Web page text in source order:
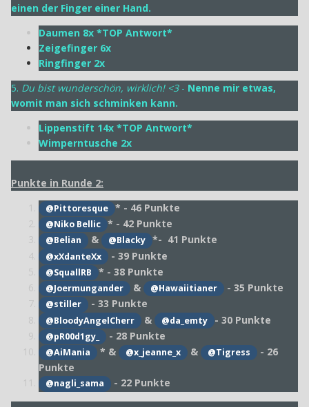
einen der Finger einer Hand.
Daumen 8x *TOP Antwort*
Zeigefinger 6x
Ringfinger 2x
5. Du bist wunderschön, wirklich! <3 - Nenne mir etwas,
womit man sich schminken kann.
Lippenstift 14x *TOP Antwort*
Wimperntusche 2x
Punkte in Runde 2:
@Pittoresque * - 46 Punkte
@Niko Bellic * - 42 Punkte
@Belian & @Blacky *- 41 Punkte
@xXdanteXx - 39 Punkte
@SquallRB * - 38 Punkte
@Joermungander & @Hawaiitianer - 35 Punkte
@stiller - 33 Punkte
@BloodyAngelCherr & @da_emty - 30 Punkte
@pR00d1gy_ - 28 Punkte
@AiMania * & @x_jeanne_x & @Tigress
- 26
Punkte
@nagli_sama - 22 Punkte